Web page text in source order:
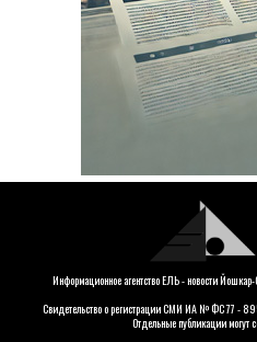
Информационное агентство ЕЛЬ - новости
Свидетельство о регистрации СМИ ИА № ФС 77 -
Отдельные публикации могут